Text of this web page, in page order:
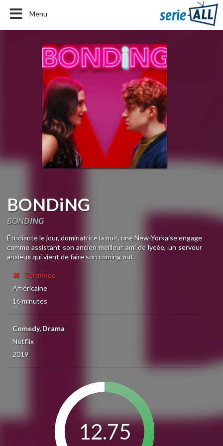
Menu
BONDiNG
BONDING
Étudiante le jour, dominatrice la nuit, une New-Yorkaise engage
comme assistant son ancien meilleur ami de lycée, un serveur
anxieux qui vient de faire son coming out.
Terminée
Américaine
16 minutes
Comedy, Drama
Netflix
2019
12.75